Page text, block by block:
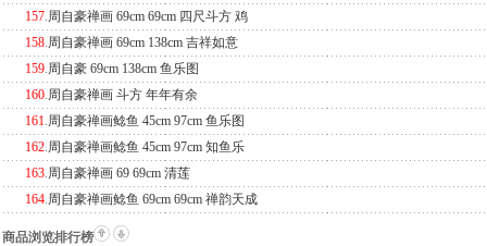
157.周自豪禅画 69cm 69cm 四尺斗方 鸡
158.周自豪禅画 69cm 138cm 吉祥如意
159.周自豪 69cm 138cm 鱼乐图
160.周自豪禅画 斗方 年年有余
161.周自豪禅画鲶鱼 45cm 97cm 鱼乐图
162.周自豪禅画鲶鱼 45cm 97cm 知鱼乐
163.周自豪禅画 69 69cm 清莲
164.周自豪禅画鲶鱼 69cm 69cm 禅韵天成
商品浏览排行榜